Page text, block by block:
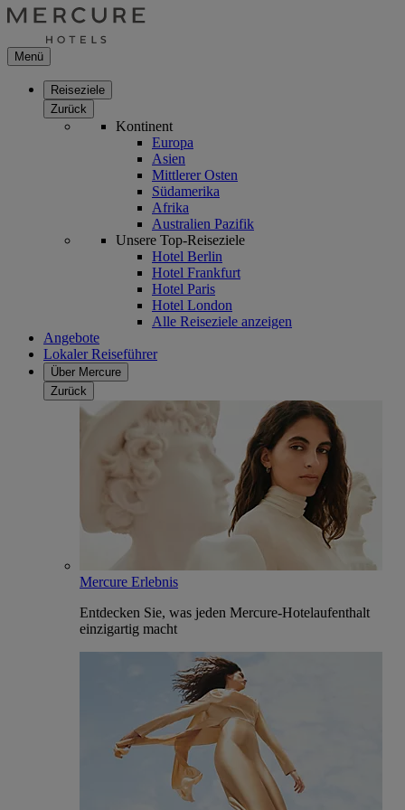
Menü
Reiseziele
Zurück
Kontinent
Europa
Asien
Mittlerer Osten
Südamerika
Afrika
Australien Pazifik
Unsere Top-Reiseziele
Hotel Berlin
Hotel Frankfurt
Hotel Paris
Hotel London
Alle Reiseziele anzeigen
Angebote
Lokaler Reiseführer
Über Mercure
Zurück
Mercure Erlebnis
Entdecken Sie, was jeden Mercure-Hotelaufenthalt
einzigartig macht